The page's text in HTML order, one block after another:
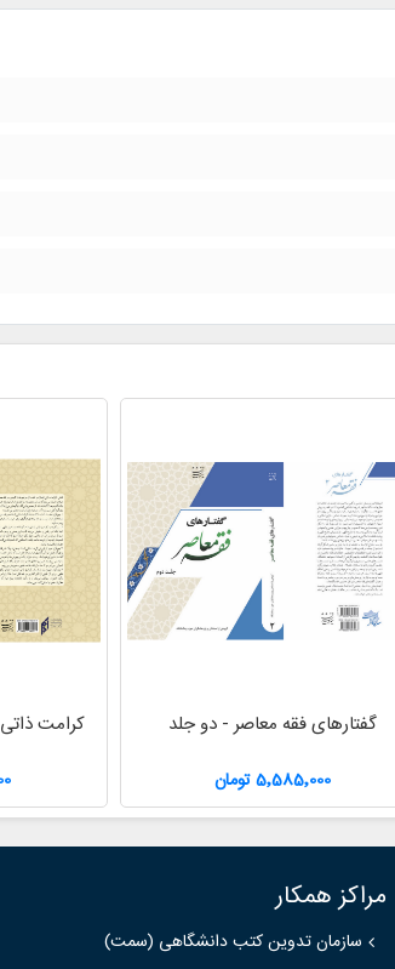
گفتارهای فقه معاصر - دو جلد
5٬585٬000 تومان
کرامت
مراکز همکار
سازمان تدوین کتب دانشگاهی (سمت)